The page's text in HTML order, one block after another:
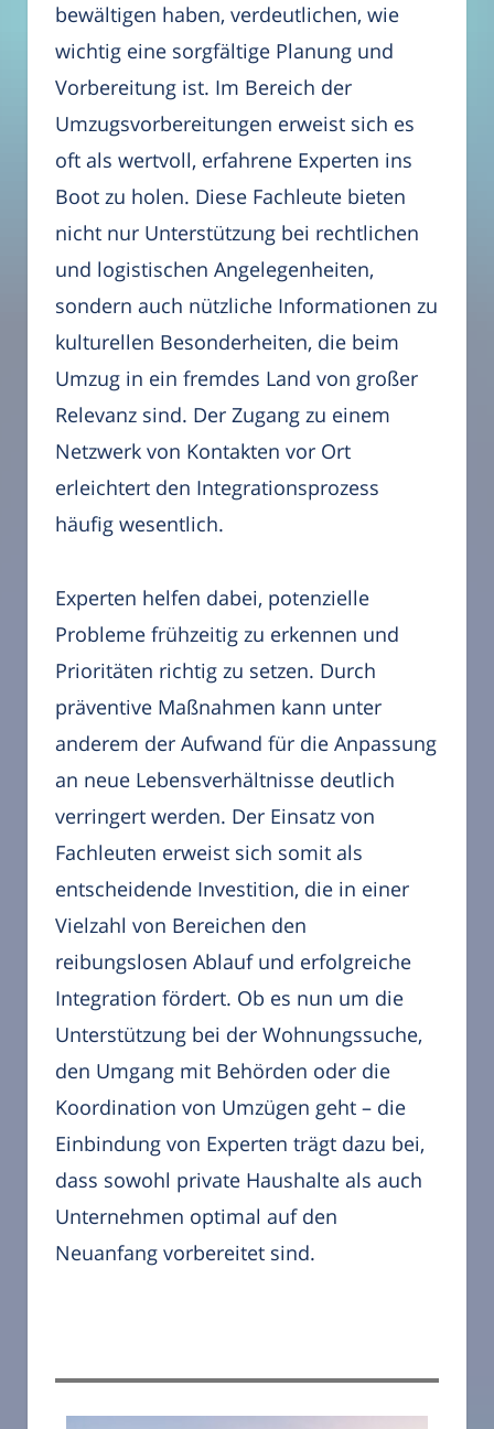
bewältigen haben, verdeutlichen, wie
wichtig eine sorgfältige Planung und
Vorbereitung ist. Im Bereich der
Umzugsvorbereitungen erweist sich es
oft als wertvoll, erfahrene Experten ins
Boot zu holen. Diese Fachleute bieten
nicht nur Unterstützung bei rechtlichen
und logistischen Angelegenheiten,
sondern auch nützliche Informationen zu
kulturellen Besonderheiten, die beim
Umzug in ein fremdes Land von großer
Relevanz sind. Der Zugang zu einem
Netzwerk von Kontakten vor Ort
erleichtert den Integrationsprozess
häufig wesentlich.
Experten helfen dabei, potenzielle
Probleme frühzeitig zu erkennen und
Prioritäten richtig zu setzen. Durch
präventive Maßnahmen kann unter
anderem der Aufwand für die Anpassung
an neue Lebensverhältnisse deutlich
verringert werden. Der Einsatz von
Fachleuten erweist sich somit als
entscheidende Investition, die in einer
Vielzahl von Bereichen den
reibungslosen Ablauf und erfolgreiche
Integration fördert. Ob es nun um die
Unterstützung bei der Wohnungssuche,
den Umgang mit Behörden oder die
Koordination von Umzügen geht – die
Einbindung von Experten trägt dazu bei,
dass sowohl private Haushalte als auch
Unternehmen optimal auf den
Neuanfang vorbereitet sind.